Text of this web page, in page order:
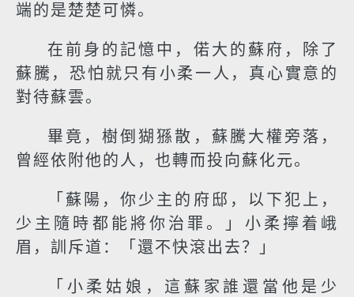
端的是楚楚可憐。
在前身的記憶中，偌大的蘇府，除了
蘇騰，恐怕就只有小柔一人，真心實意的
對待蘇雲。
畢竟，樹倒猢猻散，蘇騰大權旁落，
曾經依附他的人，也轉而投向蘇化元。
「蘇陽，你少主的府邸，以下犯上，
少主隨時都能將你治罪。」小柔擰着峨
眉，訓斥道：「還不快滾出去？」
「小柔姑娘，這蘇家誰還當他是少